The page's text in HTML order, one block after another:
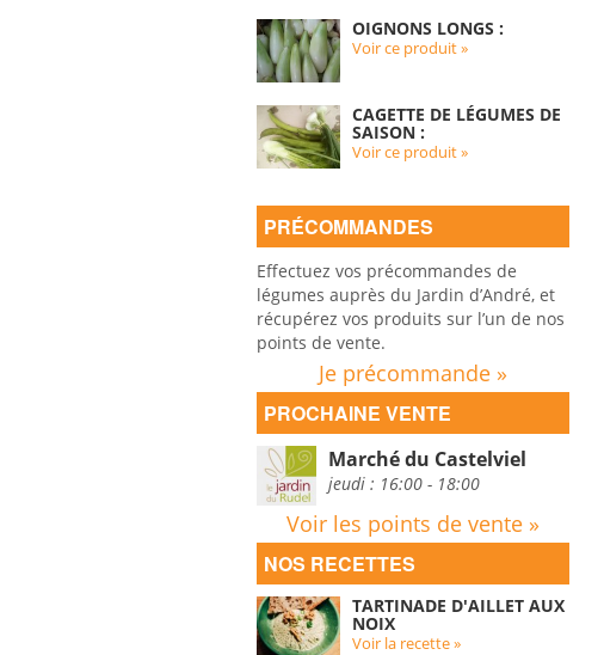
OIGNONS LONGS :
Voir ce produit »
CAGETTE DE LÉGUMES DE
SAISON :
Voir ce produit »
PRÉCOMMANDES
Effectuez vos précommandes de
légumes auprès du Jardin d’André, et
récupérez vos produits sur l’un de nos
points de vente.
Je précommande »
PROCHAINE VENTE
Marché du Castelviel
jeudi : 16:00 - 18:00
Voir les points de vente »
NOS RECETTES
TARTINADE D'AILLET AUX
NOIX
Voir la recette »